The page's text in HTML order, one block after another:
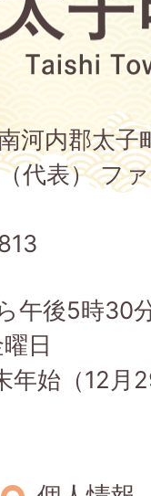
内郡太子
代表） フ
午後5時30
日
年始（12月